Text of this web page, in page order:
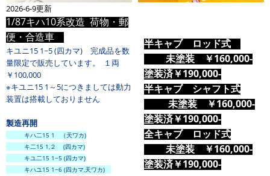
2026-6-9更新
1/87キハ10系改造 荷物・郵
便・合造車
キユニ15 1~5 (四カマ) 完成品を数
量限定で販売しています。 １両
￥100,000
※キユニ15 1～5につきましては動力
装置は搭載しておりません
製造再開
キハ二15 1 （天ワカ)
キ二15 1,２ (四カマ)
キユ二15 1~5 (四カマ)
キハユ15 1~6 (四カマ,天ワカ)
半キャブ ロッド式
未塗装 ￥160,000-
塗装済￥190,000-
半キャブ シャフト式
未塗装 ￥160,000-
塗装済￥190,000-
全キャブ
ロッド式
未塗装 ￥160,000-
塗装済￥190,000-